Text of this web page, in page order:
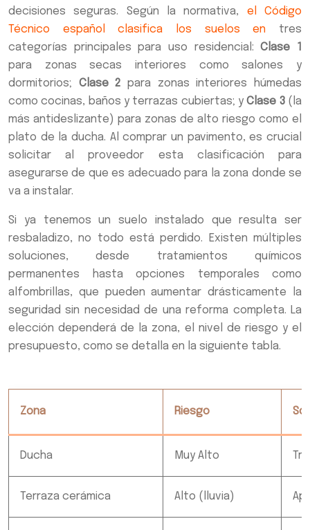
decisiones seguras. Según la normativa, el Código
Técnico español clasifica los suelos en tres
categorías principales para uso residencial:Clase 1
para zonas secas interiores como salones y
dormitorios; Clase 2 para zonas interiores húmedas
como cocinas, baños y terrazas cubiertas; yClase 3(la
más antideslizante) para zonas de alto riesgo como el
plato de la ducha. Al comprar un pavimento, es crucial
solicitar al proveedor esta clasificación para
asegurarse de que es adecuado para la zona donde se
va a instalar.
Si ya tenemos un suelo instalado que resulta ser
resbaladizo, no todo está perdido. Existen múltiples
soluciones, desde tratamientos químicos
permanentes hasta opciones temporales como
alfombrillas, que pueden aumentar drásticamente la
seguridad sin necesidad de una reforma completa. La
elección dependerá de la zona, el nivel de riesgo y el
presupuesto, como se detalla en la siguiente tabla.
Zona Riesgo
Ducha Muy Alto
Terraza cerámica Alto (lluvia)